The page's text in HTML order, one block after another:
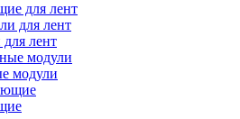
для лент
лент
модули